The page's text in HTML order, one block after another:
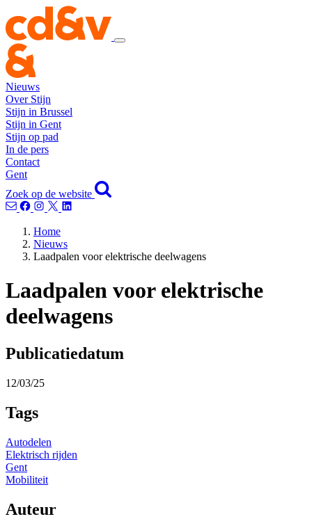
Nieuws
Over Stijn
Stijn in Brussel
Stijn in Gent
Stijn op pad
In de pers
Contact
Gent
Zoek op de website
Home
Nieuws
Laadpalen voor elektrische deelwagens
Laadpalen voor elektrische
deelwagens
Publicatiedatum
12/03/25
Tags
Autodelen
Elektrisch rijden
Gent
Mobiliteit
Auteur